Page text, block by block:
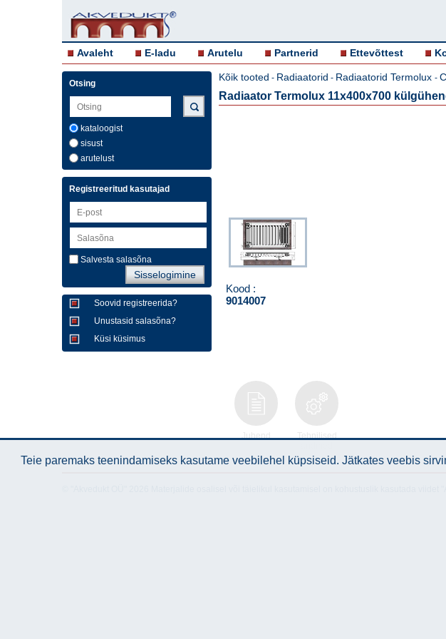
Avaleht E-ladu Arutelu Partnerid Ettevõttest
Otsing
kataloogist
sisust
arutelust
Registreeritud kasutajad
Salvesta salasõna
Soovid registreerida?
Unustasid salasõna?
Küsi küsimus
Kõik tooted - Radiaatorid - Radiaatorid Termolux -
Radiaator Termolux 11x400x700
Kood :
9014007
Juhend
Tehnilised
Teie paremaks teenindamiseks kasutame veebilehel küpsiseid. Jätkates veebis